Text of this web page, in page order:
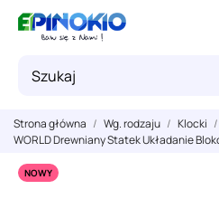
Strona główna Wg. rodzaju Klocki
WORLD Drewniany Statek Układanie
NOWY